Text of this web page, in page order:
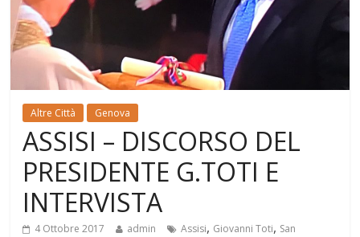
Altre Città Genova
ASSISI – DISCORSO DEL
PRESIDENTE G.TOTI E
INTERVISTA
4 Ottobre 2017 admin Assisi, Giovanni Toti, San